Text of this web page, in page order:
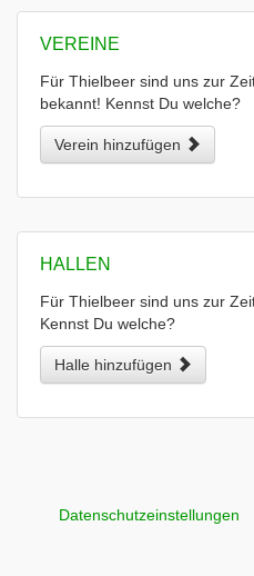
VEREINE
Für Thielbeer sind uns zur
bekannt! Kennst Du welche?
Verein hinzufügen
HALLEN
Für Thielbeer sind uns zur
Kennst Du welche?
Halle hinzufügen
Datenschutzeinstellungen